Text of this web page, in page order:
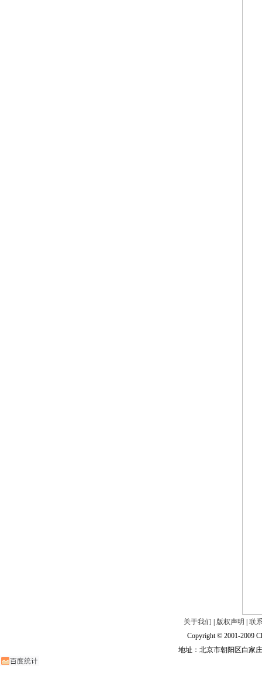
关于我们 版权声明
联
Copyright © 2001-2009
地址：北京市朝阳区白家